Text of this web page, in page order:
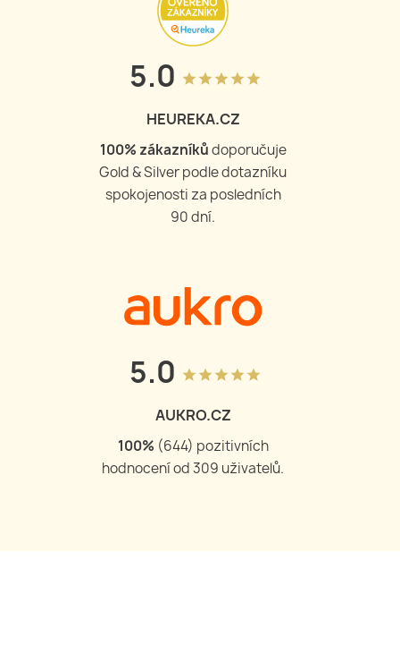
5.0 grade grade grade grade grade
HEUREKA.CZ
100% zákazníkůdoporučuje
Gold & Silver podle dotazníku
spokojenosti za posledních
90 dní.
5.0 grade grade grade grade grade
AUKRO.CZ
100% (644) pozitivních
hodnocení od309 uživatelů.